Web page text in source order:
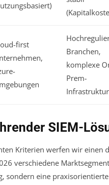
first
Branchen,
komplexe
Prem-
Infrastruktur
SIEM-
Kriterien werfen wir einen
verschiedene
sondern eine